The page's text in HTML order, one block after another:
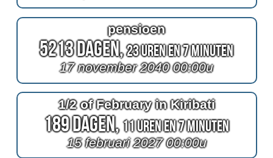
pensioen
5213 Dagen,23 Uren en 7 Minuten
17 november 2040 00:00u
1/2 of February in Kiribati
189 Dagen,11 Uren en 7 Minuten
15 februari 2027 00:00u